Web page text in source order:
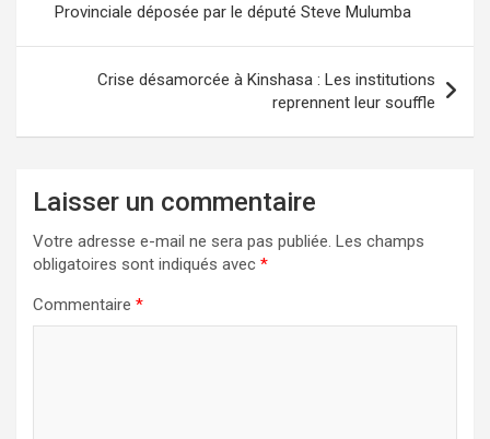
l’article
Provinciale déposée par le député Steve Mulumba
Crise désamorcée à Kinshasa : Les institutions
reprennent leur souffle
Laisser un commentaire
Votre adresse e-mail ne sera pas publiée. Les champs
obligatoires sont indiqués avec *
Commentaire *